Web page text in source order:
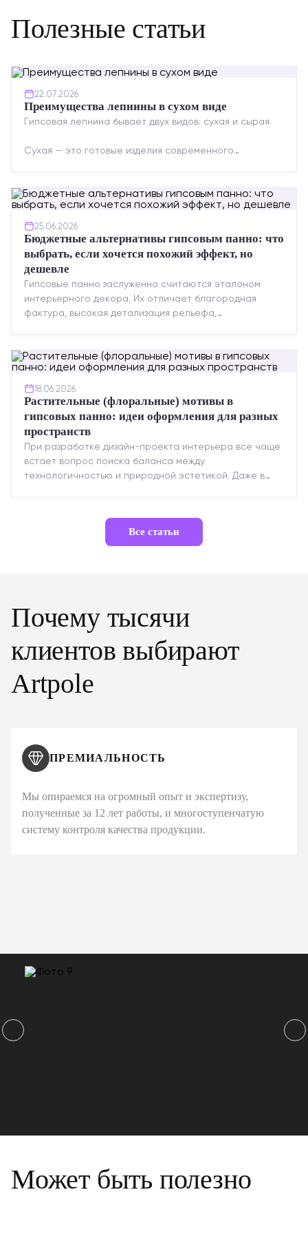
Полезные статьи
22.07.2026
Преимущества лепнины в сухом виде
Гипсовая лепнина бывает двух видов: сухая и сырая.
Сухая — это готовые изделия современного
25.06.2026
Бюджетные альтернативы гипсовым панно: что
выбрать, если хочется похожий эффект, но
дешевле
Гипсовые панно заслуженно считаются эталоном
интерьерного декора. Их отличает благородная
фактура, высокая детализация рельефа,
18.06.2026
Растительные (флоральные) мотивы в
гипсовых панно: идеи оформления для разных
пространств
При разработке дизайн-проекта интерьера все чаще
встает вопрос поиска баланса между
технологичностью и природной эстетикой. Даже в
Все статьи
Почему тысячи
клиентов выбирают
Artpole
ПРЕМИАЛЬНОСТЬ
Мы опираемся на огромный опыт и экспертизу,
полученные за 12 лет работы, и многоступенчатую
систему контроля качества продукции.
Может быть полезно